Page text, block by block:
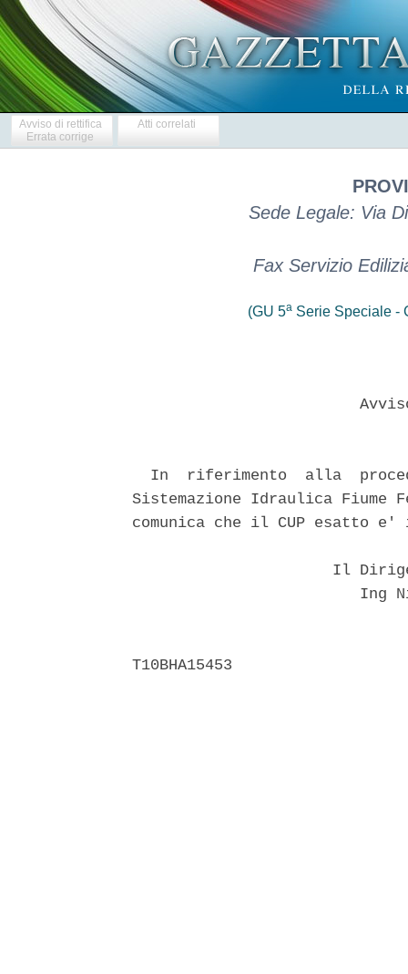
Avviso di rettifica
Errata corrige
Atti correlati
Sede Legale: Via
Fax Servizio
(GU 5a Serie Speciale -
In  riferimento  alla
Sistemazione Idraulica Fiume
comunica che il CUP esatto e'
Il
Ing